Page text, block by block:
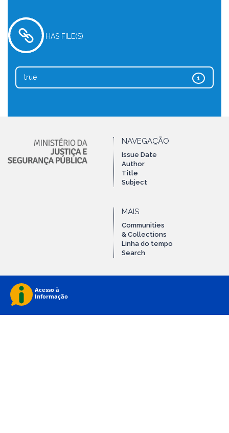
HAS FILE(S)
1
true
NAVEGAÇÃO
Issue Date
Author
Title
Subject
MAIS
Communities
& Collections
Linha do tempo
Search